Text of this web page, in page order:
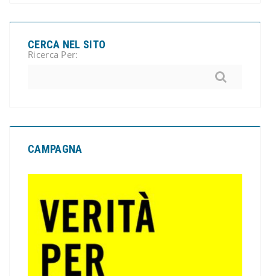
CERCA NEL SITO
Ricerca Per:
CAMPAGNA